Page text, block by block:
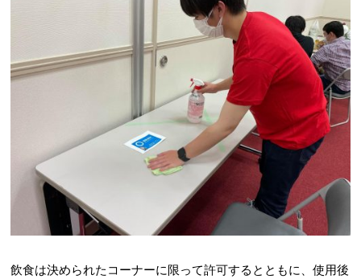
飲食は決められたコーナーに限って許可するとともに、使用後